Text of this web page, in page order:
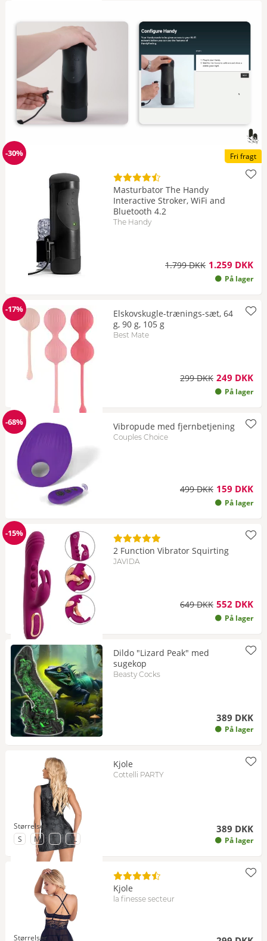
Produktvideo Masturbator The Handy Interactive Stroker, WiFi
Fri fragt
Rabat
-30%
Masturbator The Handy
Interactive Stroker, WiFi and
Bluetooth 4.2
The Handy
1.799 DKK 1.259 DKK
På lager
Rabat
-17%
Elskovskugle-trænings-sæt, 64
g, 90 g, 105 g
Best Mate
299 DKK 249 DKK
På lager
Rabat
-68% Vibropude med fjernbetjening
Couples Choice
499 DKK 159 DKK
På lager
Rabat
-15%
2 Function Vibrator Squirting
JAVIDA
649 DKK 552 DKK
På lager
Dildo "Lizard Peak" med
sugekop
Beasty Cocks
389 DKK
På lager
Kjole
Cottelli PARTY
389 DKK
På lager
Størrelser
til Størrelse
S til Størrelse
M til Størrelse
L til Størrelse
XL
Kjole
la finesse secteur
Størrelser